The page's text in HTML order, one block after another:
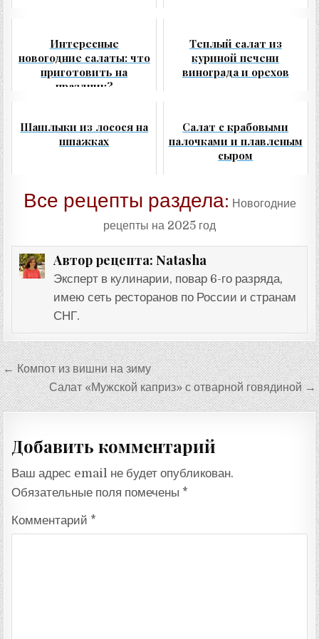
Интересные
новогодние салаты: что
приготовить на
праздник?
Теплый салат из
куриной печени
винограда и орехов
Шашлыки из лосося на
шпажках
Салат с крабовыми
палочками и плавленым
сыром
Все рецепты раздела: Новогодние
рецепты на 2025 год
Автор рецепта: Natasha
Эксперт в кулинарии, повар 6-го разряда,
имею сеть ресторанов по России и странам
СНГ.
Навигация
по
записям
← Компот из вишни на зиму
Салат «Мужской каприз» с отварной говядиной →
Добавить комментарий
Ваш адрес email не будет опубликован.
Обязательные поля помечены *
Комментарий *